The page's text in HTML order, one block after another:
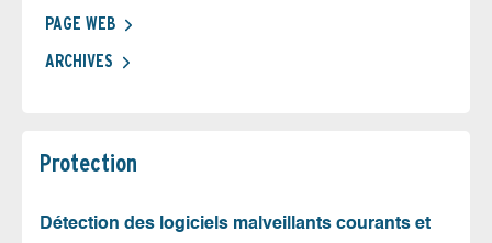
PAGE WEB
ARCHIVES
Protection
Détection des logiciels malveillants courants et